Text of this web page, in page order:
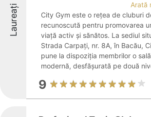
Laureați
Arată
City Gym este o rețea de cluburi
recunoscută pentru promovarea
viață activ și sănătos. La sediul
Strada Carpați, nr. 8A, în Bacău,
pune la dispoziția membrilor o sală
modernă, desfășurată pe două
9